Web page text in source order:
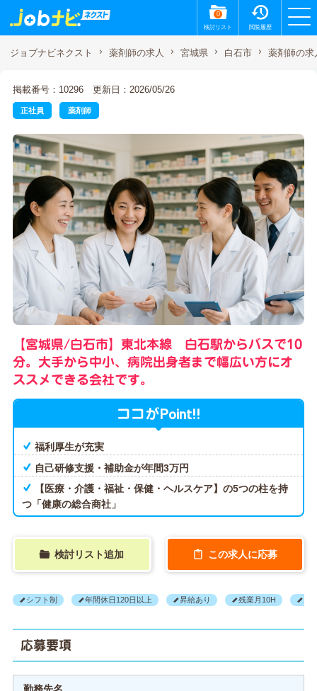
0
検討リスト 閲覧履歴
ジョブナビネクスト 薬剤師の求人 宮城県 白石市 薬剤師の求
掲載番号：10296 更新日：2026/05/26
正社員 薬剤師
【宮城県/白石市】東北本線 白石駅からバスで10
分。大手から中小、病院出身者まで幅広い方にオ
ススメできる会社です。
ココがPoint!!
福利厚生が充実
自己研修支援・補助金が年間3万円
【医療・介護・福祉・保健・ヘルスケア】の5つの柱を持
つ「健康の総合商社」
検討リスト追加 この求人に応募
シフト制 年間休日120日以上 昇給あり 残業月10H
応募要項